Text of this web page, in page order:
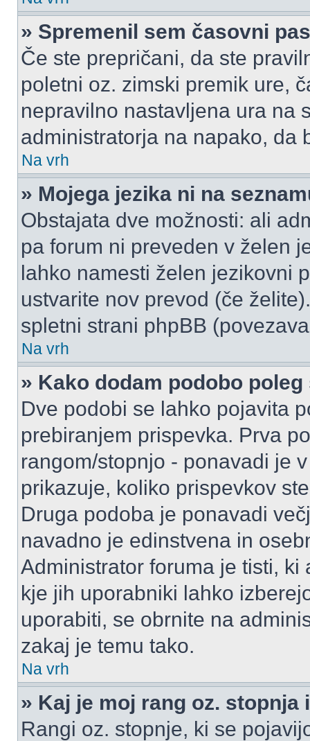
» Spremenil sem časovni
Če ste prepričani, da ste
poletni oz. zimski premik ure,
nepravilno nastavljena ura na
administratorja na napako, da
Na vrh
» Mojega jezika ni na
Obstajata dve možnosti: ali
pa forum ni preveden v želen
lahko namesti želen jezikovni
ustvarite nov prevod (če
spletni strani phpBB
Na vrh
» Kako dodam podobo
Dve podobi se lahko pojavita
prebiranjem prispevka. Prva
rangom/stopnjo - ponavadi je
prikazuje, koliko prispevkov
Druga podoba je ponavadi
navadno je edinstvena in
Administrator foruma je tisti,
kje jih uporabniki lahko
uporabiti, se obrnite na
zakaj je temu tako.
Na vrh
» Kaj je moj rang oz.
Rangi oz. stopnje, ki se